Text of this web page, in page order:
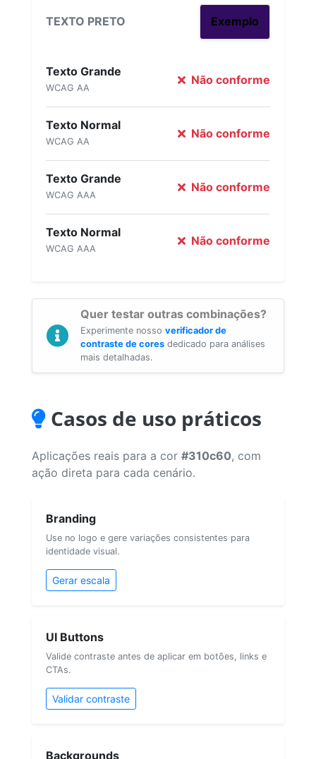
TEXTO PRETO Exemplo
Texto Grande
WCAG AA
Não conforme
Texto Normal
WCAG AA
Não conforme
Texto Grande
WCAG AAA
Não conforme
Texto Normal
WCAG AAA
Não conforme
Quer testar outras combinações?
Experimente nosso verificador de
contraste de cores dedicado para análises
mais detalhadas.
Casos de uso práticos
Aplicações reais para a cor #310c60, com
ação direta para cada cenário.
Branding
Use no logo e gere variações consistentes para
identidade visual.
Gerar escala
UI Buttons
Valide contraste antes de aplicar em botões, links e
CTAs.
Validar contraste
Backgrounds